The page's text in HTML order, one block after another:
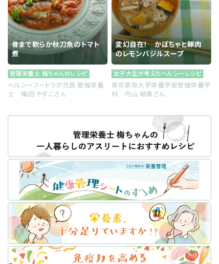
骨まで軟らか秋刀魚のトマト
煮
管理栄養士 梅ちゃんのレシピ
ヘルシーフードラボ代表 管理栄養
士 梅田 やすこさん
変幻自在！ かぼちゃと豚肉
のレモンバジルスープ
女子大生が考えたヘルシーレシピ
東京家政大学栄養学部管理栄養学
科 内山 結貴さん